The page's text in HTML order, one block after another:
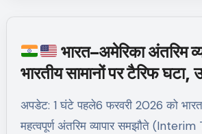
भारत–अमेरिका अंतरिम
भारतीय सामानों पर टैरिफ घटा,
बड़े सौदे
अपडेट: 1 घंटे पहले6 फरवरी 2026 को भारत और अमेरिका ने एक
महत्वपूर्ण अंतरिम व्यापार समझौते